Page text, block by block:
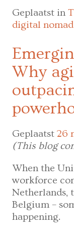
Geplaatst in
digital nomad
Why
Geplaatst 26
(This blog
When the
workforce
Netherlands,
Belgium –
happening.